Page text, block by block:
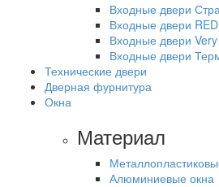
Входные двери
Входные двери
Входные двери
Входные двери
Технические двери
Дверная фурнитура
Окна
Материал
Алюминиевые окна